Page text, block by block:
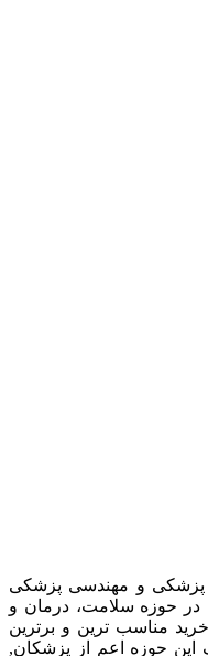
پزشکی و مهندسی پزشکی
حوزه سلامت، درمان و
مناسب ترین و برترین
حوزه اعم از پزشکان,